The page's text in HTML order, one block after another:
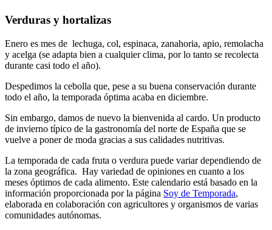
Verduras y hortalizas
Enero es mes de lechuga, col, espinaca, zanahoria, apio, remolacha
y acelga (se adapta bien a cualquier clima, por lo tanto se recolecta
durante casi todo el año).
Despedimos la cebolla que, pese a su buena conservación durante
todo el año, la temporada óptima acaba en diciembre.
Sin embargo, damos de nuevo la bienvenida al cardo. Un producto
de invierno típico de la gastronomía del norte de España que se
vuelve a poner de moda gracias a sus calidades nutritivas.
La temporada de cada fruta o verdura puede variar dependiendo de
la zona geográfica. Hay variedad de opiniones en cuanto a los
meses óptimos de cada alimento. Este calendario está basado en la
información proporcionada por la página Soy de Temporada,
elaborada en colaboración con agricultores y organismos de varias
comunidades autónomas.